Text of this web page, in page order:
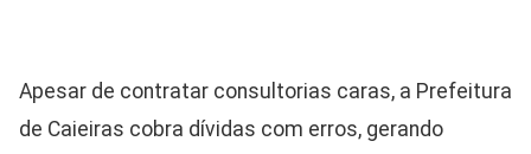
Apesar de contratar consultorias caras, a Prefeitura
de Caieiras cobra dívidas com erros, gerando